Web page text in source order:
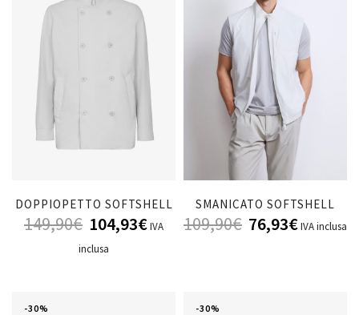
DOPPIOPETTO SOFTSHELL
149,90€ 104,93€IVA
inclusa
SMANICATO SOFTSHELL
109,90€ 76,93€IVA inclusa
-30% -30%